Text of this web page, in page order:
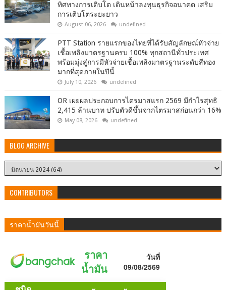
ทิศทางการเติบโต เดินหน้าลงทุนธุรกิจอนาคต เสริม
การเติบโตระยะยาว
August 06, 2026 undefined
PTT Station รายแรกของไทยที่ได้รับสัญลักษณ์หัวจ่าย
เชื้อเพลิงมาตรฐานครบ 100% ทุกสถานีทั่วประเทศ
พร้อมมุ่งสู่การมีหัวจ่ายเชื้อเพลิงมาตรฐานระดับสีทอง
มากที่สุดภายในปีนี้
July 10, 2026 undefined
OR เผยผลประกอบการไตรมาสแรก 2569 มีกำไรสุทธิ
2,415 ล้านบาท ปรับตัวดีขึ้นจากไตรมาสก่อนกว่า 16%
May 08, 2026 undefined
BLOG ARCHIVE
CONTRIBUTORS
ราคาน้ำมันวันนี้